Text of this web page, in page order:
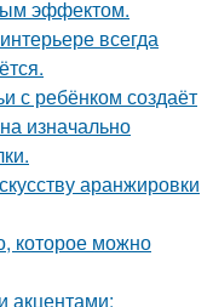
эффектом.
всегда
с ребёнком создаёт
изначально
аранжировки
которое можно
акцентами: